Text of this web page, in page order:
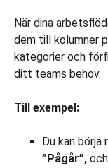
När dina
dem till kolumner
kategorier och
ditt teams behov.
Till exempel:
Du kan
”Pågår”, och